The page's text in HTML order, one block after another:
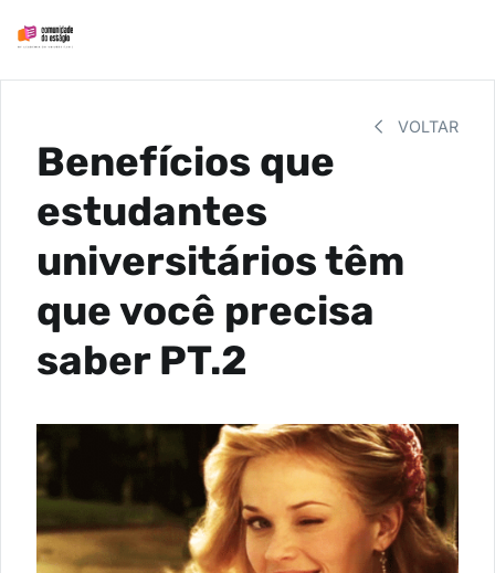
VOLTAR
Benefícios que
estudantes
universitários têm
que você precisa
saber PT.2